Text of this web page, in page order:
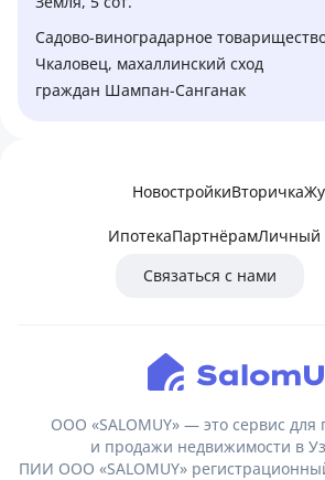
Садово-виноградарное товарищество
Чкаловец, махаллинский сход
граждан Шампан-Санганак
НовостройкиВторичка
ИпотекаПартнёрамЛичный
Связаться с нами
ООО «SALOMUY» — это сервис для
и продажи недвижимости в
ПИИ ООО «SALOMUY»